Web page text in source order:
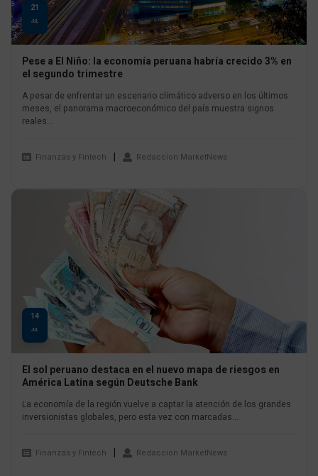
21
JUL
Pese a El Niño: la economía peruana habría crecido 3% en
el segundo trimestre
A pesar de enfrentar un escenario climático adverso en los últimos
meses, el panorama macroeconómico del país muestra signos
reales...
Finanzas y Fintech Redaccion MarketNews
14
JUL
El sol peruano destaca en el nuevo mapa de riesgos en
América Latina según Deutsche Bank
La economía de la región vuelve a captar la atención de los grandes
inversionistas globales, pero esta vez con marcadas...
Finanzas y Fintech Redaccion MarketNews